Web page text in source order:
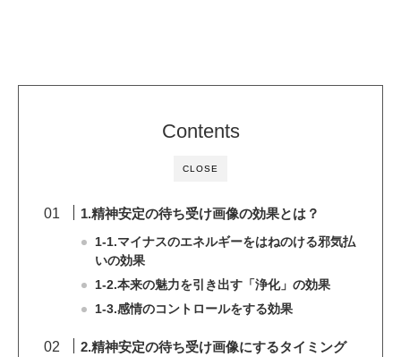
CLOSE
Contents
1.精神安定の待ち受け画像の効果とは？
1-1.マイナスのエネルギーをはねのける邪気払
いの効果
1-2.本来の魅力を引き出す「浄化」の効果
1-3.感情のコントロールをする効果
2.精神安定の待ち受け画像にするタイミング